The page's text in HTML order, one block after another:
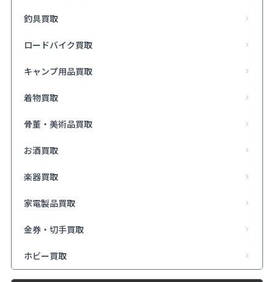
釣具買取
ロードバイク買取
キャンプ用品買取
着物買取
骨董・美術品買取
お酒買取
楽器買取
家電製品買取
金券・切手買取
ホビー買取